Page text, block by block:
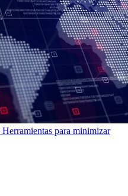
para minimizar